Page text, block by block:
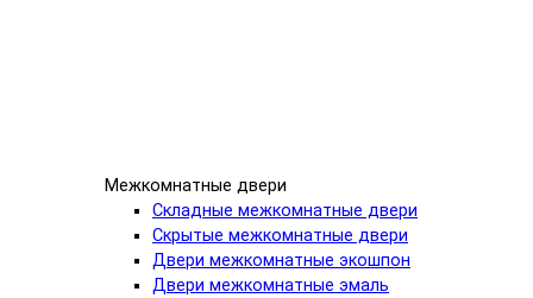
Межкомнатные двери
Складные межкомнатные двери
Скрытые межкомнатные двери
Двери межкомнатные экошпон
Двери межкомнатные эмаль